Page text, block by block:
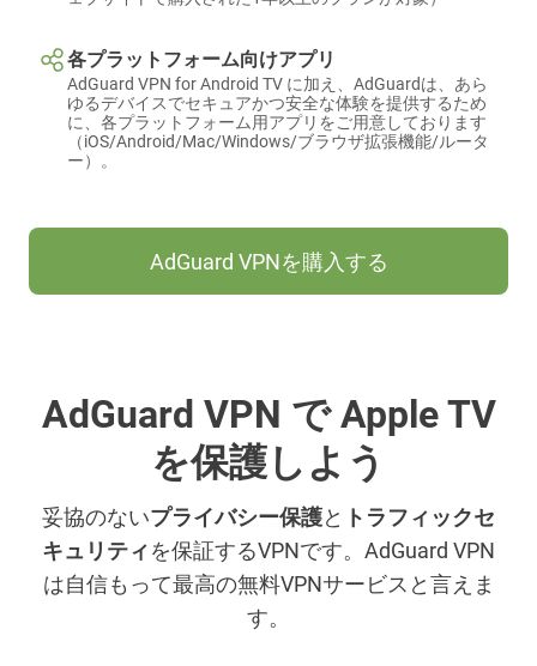
各プラットフォーム向けアプリ
AdGuard VPN for Android TV に加え、AdGuardは、あら
ゆるデバイスでセキュアかつ安全な体験を提供するため
に、各プラットフォーム用アプリをご用意しております
（iOS/Android/Mac/Windows/ブラウザ拡張機能/ルータ
ー）。
AdGuard VPNを購入する
AdGuard VPN で Apple TV
を保護しよう
妥協のないプライバシー保護と トラフィックセ
キュリティを保証するVPNです。AdGuard VPN
は自信もって最高の無料VPNサービスと言えま
す。